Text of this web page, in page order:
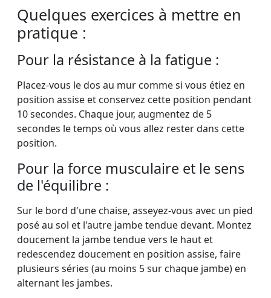
Quelques exercices à mettre en
pratique :
Pour la résistance à la fatigue :
Placez-vous le dos au mur comme si vous étiez en
position assise et conservez cette position pendant
10 secondes. Chaque jour, augmentez de 5
secondes le temps où vous allez rester dans cette
position.
Pour la force musculaire et le sens
de l'équilibre :
Sur le bord d'une chaise, asseyez-vous avec un pied
posé au sol et l'autre jambe tendue devant. Montez
doucement la jambe tendue vers le haut et
redescendez doucement en position assise, faire
plusieurs séries (au moins 5 sur chaque jambe) en
alternant les jambes.